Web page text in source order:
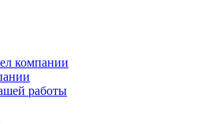
компании
работы